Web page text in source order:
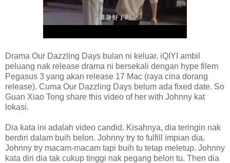
Drama Our Dazzling Days bulan ni keluar. iQIYI ambil
peluang nak release drama ni bersekali dengan hype filem
Pegasus 3 yang akan release 17 Mac (raya cina dorang
release). Cuma Our Dazzling Days belum ada fixed date. So
Guan Xiao Tong share this video of her with Johnny kat
lokasi.
Dia kata ini adalah video candid. Kisahnya, dia teringin nak
berdiri dalam buih belon. Johnny try to fulfill impian dia.
Johnny try macam-macam tapi buih tu tetap meletup. Johnny
kata diri dia tak cukup tinggi nak pegang belon tu. Then dia